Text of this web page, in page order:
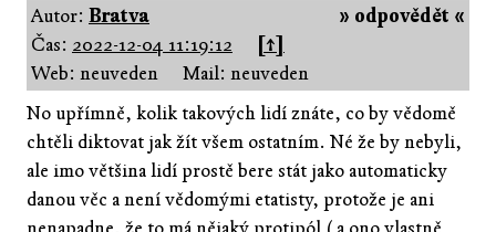
» odpovědět «
Autor: Bratva
Čas: 2022-12-04 11:19:12
[↑]
Web: neuveden
Mail: neuveden
No upřímně, kolik takových lidí znáte, co by vědomě
chtěli diktovat jak žít všem ostatním. Né že by nebyli,
ale imo většina lidí prostě bere stát jako automaticky
danou věc a není vědomými etatisty, protože je ani